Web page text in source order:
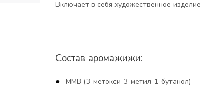
Включает в себя художественное
Состав аромажижи:
MMB (3-метокси-3-метил-1-бутанол)